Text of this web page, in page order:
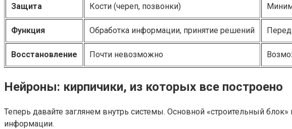
Защита Кости (череп, позвонки)
Функция Обработка информации, принятие решений
Восстановление Почти невозможно
Нейроны: кирпичики, из которых все построено
Теперь давайте заглянем внутрь системы. Основной «строительный
информации.